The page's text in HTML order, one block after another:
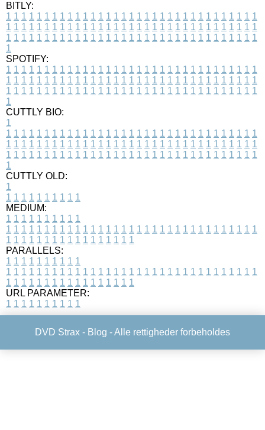
BITLY:
1 1 1 1 1 1 1 1 1 1 1 1 1 1 1 1 1 1 1 1 1 1 1 1 1 1 1 1 1 1 1 1 1
1 1 1 1 1 1 1 1 1 1 1 1 1 1 1 1 1 1 1 1 1 1 1 1 1 1 1 1 1 1 1 1 1
1 1 1 1 1 1 1 1 1 1 1 1 1 1 1 1 1 1 1 1 1 1 1 1 1 1 1 1 1 1 1 1 1
1
SPOTIFY:
1 1 1 1 1 1 1 1 1 1 1 1 1 1 1 1 1 1 1 1 1 1 1 1 1 1 1 1 1 1 1 1 1
1 1 1 1 1 1 1 1 1 1 1 1 1 1 1 1 1 1 1 1 1 1 1 1 1 1 1 1 1 1 1 1 1
1 1 1 1 1 1 1 1 1 1 1 1 1 1 1 1 1 1 1 1 1 1 1 1 1 1 1 1 1 1 1 1 1
1
CUTTLY BIO:
1
1 1 1 1 1 1 1 1 1 1 1 1 1 1 1 1 1 1 1 1 1 1 1 1 1 1 1 1 1 1 1 1 1
1 1 1 1 1 1 1 1 1 1 1 1 1 1 1 1 1 1 1 1 1 1 1 1 1 1 1 1 1 1 1 1 1
1 1 1 1 1 1 1 1 1 1 1 1 1 1 1 1 1 1 1 1 1 1 1 1 1 1 1 1 1 1 1 1 1
1
CUTTLY OLD:
1
1 1 1 1 1 1 1 1 1 1
MEDIUM:
1 1 1 1 1 1 1 1 1 1
1 1 1 1 1 1 1 1 1 1 1 1 1 1 1 1 1 1 1 1 1 1 1 1 1 1 1 1 1 1 1 1 1
1 1 1 1 1 1 1 1 1 1 1 1 1 1 1 1 1
PARALLELS:
1 1 1 1 1 1 1 1 1 1
1 1 1 1 1 1 1 1 1 1 1 1 1 1 1 1 1 1 1 1 1 1 1 1 1 1 1 1 1 1 1 1 1
1 1 1 1 1 1 1 1 1 1 1 1 1 1 1 1 1
URL PARAMETER:
1 1 1 1 1 1 1 1 1 1
DVD Strax - Blog - Alle rettigheder forbeholdes